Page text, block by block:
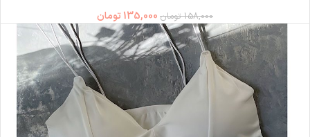
158,000 تومان 135,000 تومان